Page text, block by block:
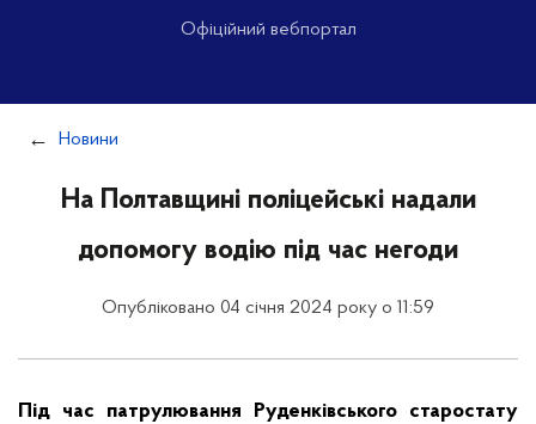
Офіційний вебпортал
Новини
На Полтавщині поліцейські надали
допомогу водію під час негоди
Опубліковано 04 січня 2024 року о 11:59
Під час патрулювання Руденківського старостату